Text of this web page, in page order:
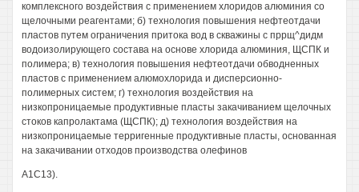
комплексного воздействия с применением хлоридов алюминия со
щелочными реагентами; б) технология повышения нефтеотдачи
пластов путем ограничения притока вод в скважины с пррщ^дидм
водоизолирующего состава на основе хлорида алюминия, ЩСПК и
полимера; в) технология повышения нефтеотдачи обводненных
пластов с применением алюмохлорида и дисперсионно-
полимерных систем; г) технология воздействия на
низкопроницаемые продуктивные пласты закачиванием щелочных
стоков капролактама (ЩСПК); д) технология воздействия на
низкопроницаемые терригенные продуктивные пласты, основанная
на закачивании отходов производства олефинов
А1С13).